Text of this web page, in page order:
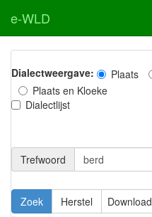
e-WLD
Dialectweergave: Plaats
Plaats en Kloeke
Dialectlijst
Trefwoord
Download